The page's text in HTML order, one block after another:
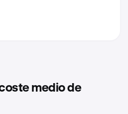
medio de